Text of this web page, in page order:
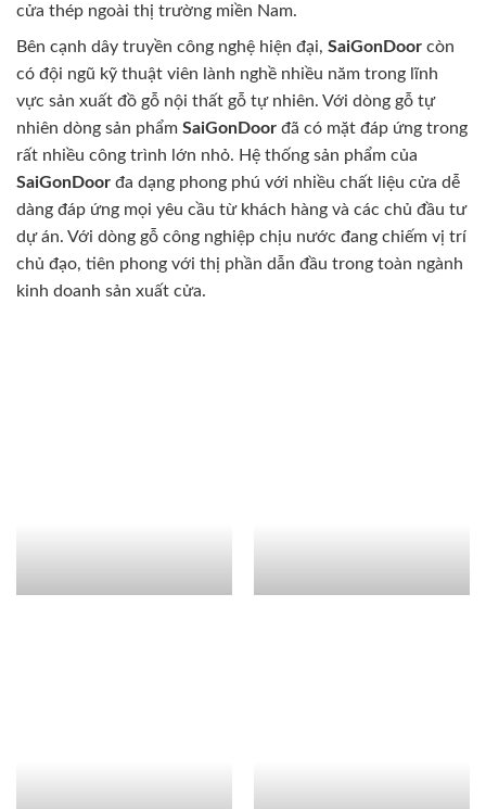
cửa thép ngoài thị trường miền Nam.
Bên cạnh dây truyền công nghệ hiện đại, SaiGonDoor còn
có đội ngũ kỹ thuật viên lành nghề nhiều năm trong lĩnh
vực sản xuất đồ gỗ nội thất gỗ tự nhiên. Với dòng gỗ tự
nhiên dòng sản phẩm SaiGonDoor đã có mặt đáp ứng trong
rất nhiều công trình lớn nhỏ. Hệ thống sản phẩm của
SaiGonDoor đa dạng phong phú với nhiều chất liệu cửa dễ
dàng đáp ứng mọi yêu cầu từ khách hàng và các chủ đầu tư
dự án. Với dòng gỗ công nghiệp chịu nước đang chiếm vị trí
chủ đạo, tiên phong với thị phần dẫn đầu trong toàn ngành
kinh doanh sản xuất cửa.